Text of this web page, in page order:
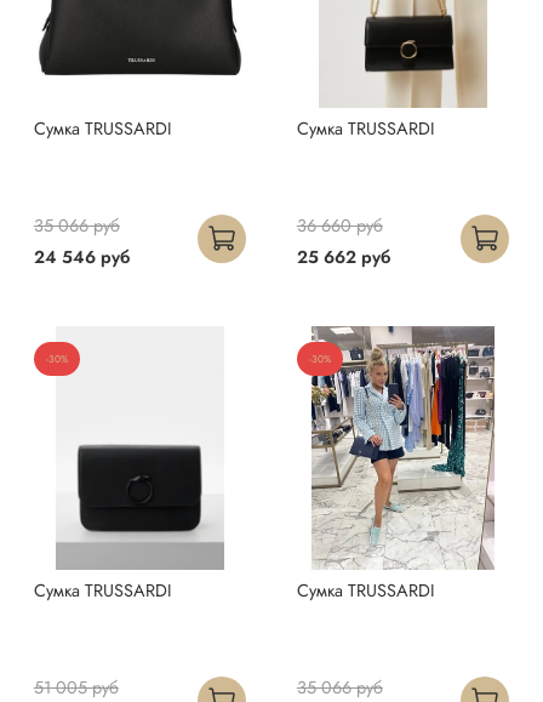
Сумка TRUSSARDI
24 546 руб
35 066 руб
Сумка TRUSSARDI
25 662 руб
36 660 руб
-30%
Сумка TRUSSARDI
51 005 руб
-30%
Сумка TRUSSARDI
35 066 руб